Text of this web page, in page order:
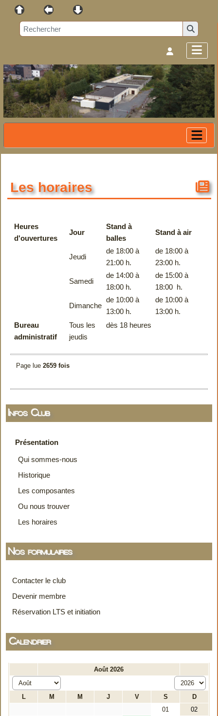
Infos Club
Présentation
Qui sommes-nous
Historique
Les composantes
Ou nous trouver
Les horaires
Nos formulaires
Contacter le club
Devenir membre
Réservation LTS et initiation
Calendrier
Les horaires
Heures
d'ouvertures
Jour
Stand à
balles
Stand à air
Jeudi
de 18:00 à
21:00 h.
de 18:00 à
23:00 h.
Samedi
de 14:00 à
18:00 h.
de 15:00 à
18:00 h.
Dimanche
de 10:00 à
13:00 h.
de 10:00 à
13:00 h.
Bureau
administratif
Tous les
jeudis
dès 18 heures
Page lue 2659 fois